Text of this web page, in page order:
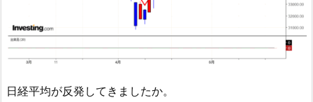
日経平均が反発してきましたか。